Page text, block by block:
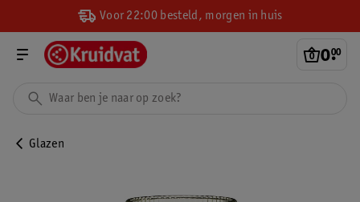
Voor 22:00 besteld, morgen in huis
0.
00
Glazen